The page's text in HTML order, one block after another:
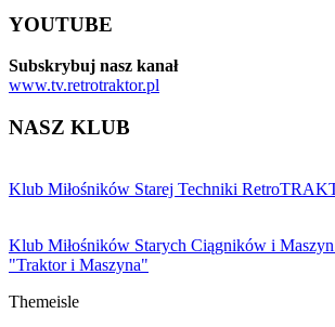
YOUTUBE
Subskrybuj nasz kanał
www.tv.retrotraktor.pl
NASZ KLUB
Klub Miłośników Starej Techniki
Klub Miłośników Starych Ciągników i
"Traktor i Maszyna"
Themeisle